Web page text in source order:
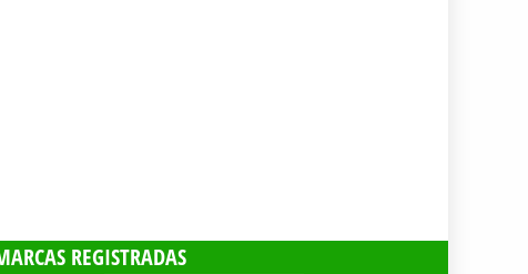
REGISTRADAS